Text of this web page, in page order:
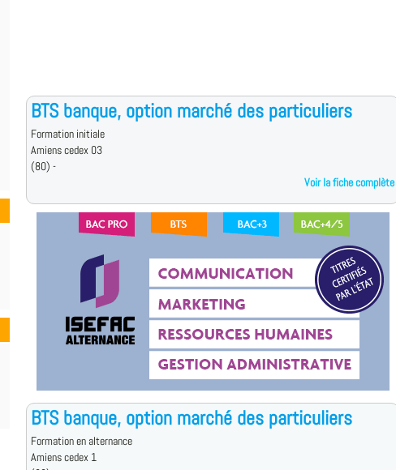
BTS banque, option marché des particuliers
Formation initiale
Amiens cedex 03
(80) -
Voir la fiche complète
BTS banque, option marché des particuliers
Formation en alternance
Amiens cedex 1